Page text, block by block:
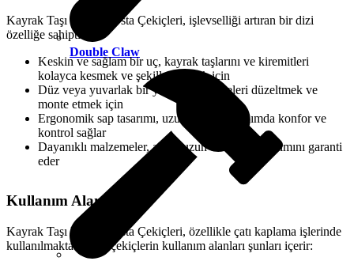
Double Claw
Kayrak Taşı Kiremit Usta Çekiçleri, işlevselliği artıran bir dizi
özelliğe sahiptir:
Keskin ve sağlam bir uç, kayrak taşlarını ve kiremitleri
kolayca kesmek ve şekillendirmek için
Düz veya yuvarlak bir yüzey, malzemeleri düzeltmek ve
monte etmek için
Ergonomik sap tasarımı, uzun süreli kullanımda konfor ve
kontrol sağlar
Dayanıklı malzemeler, aletin uzun ömürlü kullanımını garanti
eder
Kullanım Alanları
Kayrak Taşı Kiremit Usta Çekiçleri, özellikle çatı kaplama işlerinde
kullanılmaktadır. Bu çekiçlerin kullanım alanları şunları içerir: